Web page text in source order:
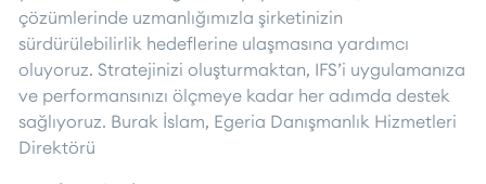
çözümlerinde uzmanlığımızla şirketinizin
sürdürülebilirlik hedeflerine ulaşmasına yardımcı
oluyoruz. Stratejinizi oluşturmaktan, IFS’i uygulamanıza
ve performansınızı ölçmeye kadar her adımda destek
sağlıyoruz. Burak İslam, Egeria Danışmanlık Hizmetleri
Direktörü